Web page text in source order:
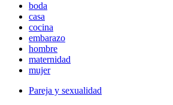
boda
casa
cocina
embarazo
hombre
maternidad
mujer
Pareja y sexualidad